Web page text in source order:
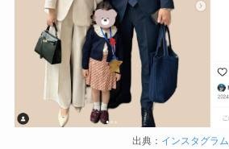
出典： インスタグラム